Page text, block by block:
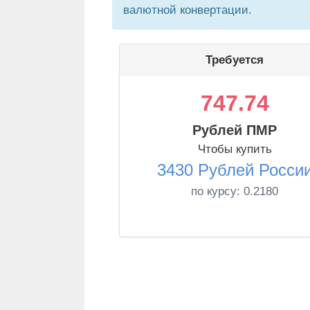
валютной конвертации.
Требуется
747.74
Рублей ПМР
Чтобы купить
3430 Рублей
по курсу: 0.2180